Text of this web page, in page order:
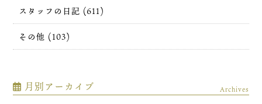
スタッフの日記 (611)
その他 (103)
月別アーカイブ Archives